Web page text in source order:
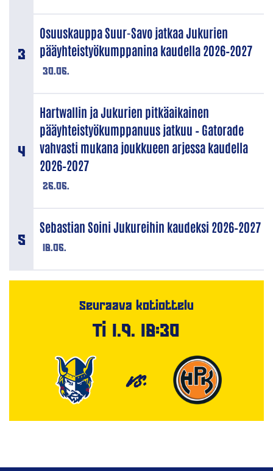
30.06.
Osuuskauppa Suur-Savo jatkaa Jukurien
pääyhteistyökumppanina kaudella 2026–2027
26.06.
Hartwallin ja Jukurien pitkäaikainen
pääyhteistyökumppanuus jatkuu – Gatorade
vahvasti mukana joukkueen arjessa kaudella
2026–2027
18.06.
Sebastian Soini Jukureihin kaudeksi 2026–2027
Seuraava kotiottelu
Ti 1.9. 18:30
VS.